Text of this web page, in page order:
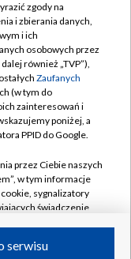
zgody na
i zbierania danych,
i ich
osobowych przez
również „TVP”),
Zaufanych
(w tym do
zainteresowań i
poniżej, a
PPID do Google.
przez Ciebie naszych
w tym informacje
sygnalizatory
świadczenie
serwisu